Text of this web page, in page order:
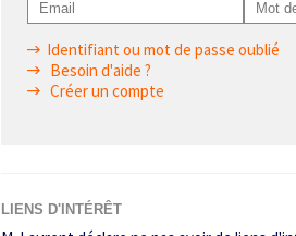
Identifiant ou mot de passe oublié
Besoin d'aide ?
Créer un compte
LIENS D'INTÉRÊT